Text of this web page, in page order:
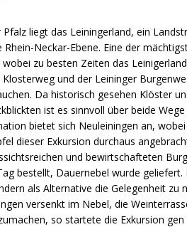
liegt das Leiningerland, ein
Neckar-Ebene. Eine der
zu besten Zeiten das
und der Leininger
Da historisch gesehen Klöster
ist es sinnvoll über beide
bietet sich Neuleiningen an,
dieser Exkursion durchaus
und bewirtschafteten
bestellt, Dauernebel wurde geliefert.
als Alternative die Gelegenheit zu
versenkt im Nebel, die
so startete die Exkursion